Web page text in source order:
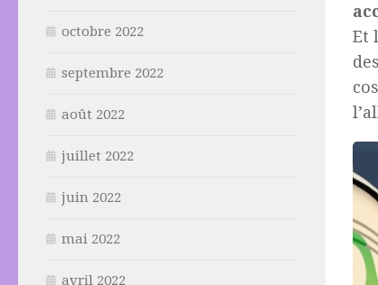
Et
octobre 2022
septembre 2022
août 2022
juillet 2022
juin 2022
mai 2022
avril 2022